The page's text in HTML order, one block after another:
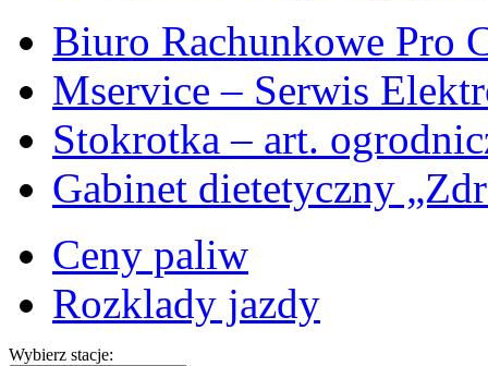
Biuro Rachunkowe Pro
Mservice – Serwis
Stokrotka – art.
Gabinet dietetyczny
Ceny paliw
Rozklady jazdy
Wybierz stacje: